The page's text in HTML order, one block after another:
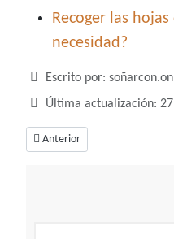
Recoger las
necesidad?
Detalles
Escrito por:
Última actualización:
Artículo anterior: Soñar con
Anterior